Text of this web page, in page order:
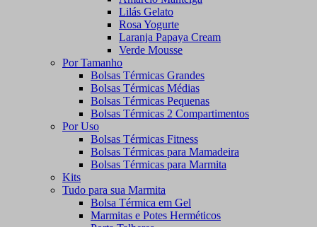
Lilás Gelato
Rosa Yogurte
Laranja Papaya Cream
Verde Mousse
Por Tamanho
Bolsas Térmicas Grandes
Bolsas Térmicas Médias
Bolsas Térmicas Pequenas
Bolsas Térmicas 2 Compartimentos
Por Uso
Bolsas Térmicas Fitness
Bolsas Térmicas para Mamadeira
Bolsas Térmicas para Marmita
Kits
Tudo para sua Marmita
Bolsa Térmica em Gel
Marmitas e Potes Herméticos